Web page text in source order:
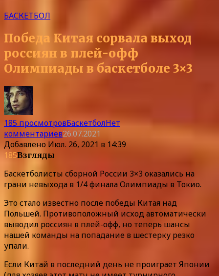
БАСКЕТБОЛ
Победа Китая сорвала выход
россиян в плей-офф
Олимпиады в баскетболе 3×3
185 просмотровБаскетболНет
комментариев26.07.2021
Добавлено Июл. 26, 2021 в 14:39
185Взгляды
Баскетболисты сборной России 3×3 оказались на
грани невыхода в 1/4 финала Олимпиады в Токио.
Это стало известно после победы Китая над
Польшей. Противоположный исход автоматически
выводил россиян в плей-офф, но теперь шансы
нашей команды на попадание в шестерку резко
упали.
Если Китай в последний день не проиграет Японии